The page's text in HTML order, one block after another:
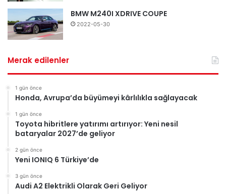
BMW M240I XDRIVE COUPE
2022-05-30
Merak edilenler
1 gün önce
Honda, Avrupa’da büyümeyi kârlılıkla sağlayacak
1 gün önce
Toyota hibritlere yatırımı artırıyor: Yeni nesil
bataryalar 2027’de geliyor
2 gün önce
Yeni IONIQ 6 Türkiye’de
3 gün önce
Audi A2 Elektrikli Olarak Geri Geliyor